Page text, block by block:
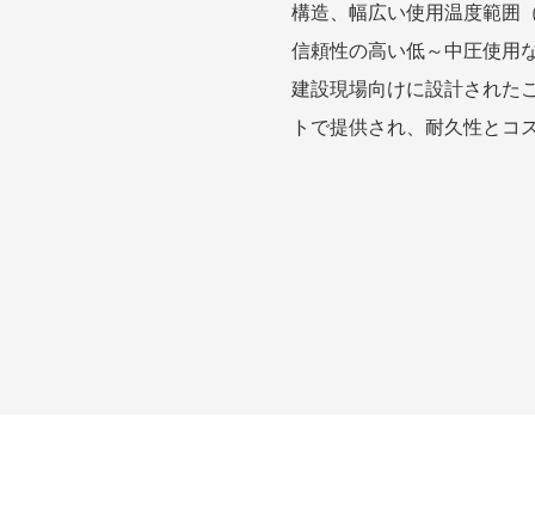
構造、幅広い使用温度範
信頼性の高い低～中圧使用
建設現場向けに設計された
トで提供され、耐久性とコ